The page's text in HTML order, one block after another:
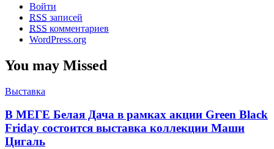
Войти
RSS записей
RSS комментариев
WordPress.org
You may Missed
Выставка
В МЕГЕ Белая Дача в рамках акции Green Black
Friday состоится выставка коллекции Маши
Цигаль